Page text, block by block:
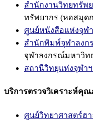
สำนักงานวิทยทรัพ
ทรัพยากร (หอสมุด
ศูนย์หนังสือแห่งจุฬ
สำนักพิมพ์จุฬาลงก
จุฬาลงกรณ์มหาวิท
สถานีวิทยุแห่งจุฬาฯ
บริการตรวจวิเคราะห์คุ
ศูนย์วิทยาศาสตร์ฮ